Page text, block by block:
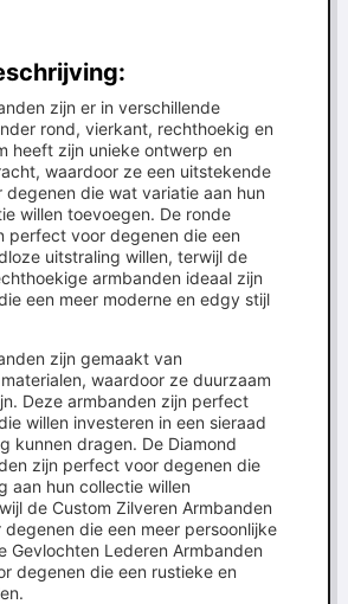
zijn er in verschillende
rond, vierkant, rechthoekig en
heeft zijn unieke ontwerp en
waardoor ze een uitstekende
degenen die wat variatie aan hun
willen toevoegen. De ronde
perfect voor degenen die een
uitstraling willen, terwijl de
armbanden ideaal zijn
een meer moderne en edgy stijl
zijn gemaakt van
waardoor ze duurzaam
Deze armbanden zijn perfect
willen investeren in een sieraad
kunnen dragen. De Diamond
zijn perfect voor degenen die
aan hun collectie willen
de Custom Zilveren Armbanden
degenen die een meer persoonlijke
Gevlochten Lederen Armbanden
degenen die een rustieke en